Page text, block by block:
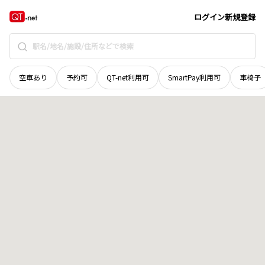
ログイン新規登録
空車あり 予約可 QT-net利用可 SmartPay利用可 車椅子
北海道